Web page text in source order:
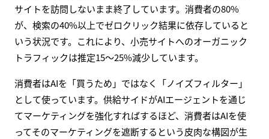
サイトを訪問しないまま終了しています。消費者の80%
が、検索の40%以上でゼロクリック結果に依存していると
いう状況です。これにより、小売サイトへのオーガニック
トラフィックは推定15〜25%減少しています。
消費者はAIを「買うため」ではなく「ノイズフィルター」
として使っています。供給サイドがAIエージェントを通じ
てマーケティングを強化すればするほど、消費者はAIを使
ってそのマーケティングを遮断するという皮肉な構図が生